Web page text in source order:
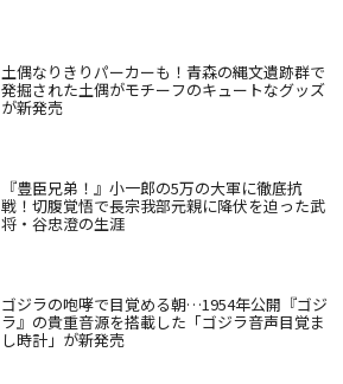
土偶なりきりパーカーも！青森の縄文遺跡群で
発掘された土偶がモチーフのキュートなグッズ
が新発売
『豊臣兄弟！』小一郎の5万の大軍に徹底抗
戦！切腹覚悟で長宗我部元親に降伏を迫った武
将・谷忠澄の生涯
ゴジラの咆哮で目覚める朝…1954年公開『ゴジ
ラ』の貴重音源を搭載した「ゴジラ音声目覚ま
し時計」が新発売